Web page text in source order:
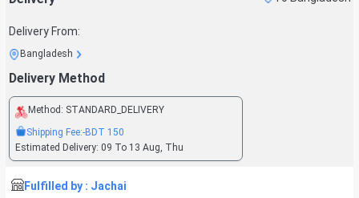
Delivery From:
Bangladesh
Delivery Method
Method: STANDARD_DELIVERY
Shipping Fee:-BDT 150
Estimated Delivery: 09 To 13 Aug, Thu
Fulfilled by : Jachai